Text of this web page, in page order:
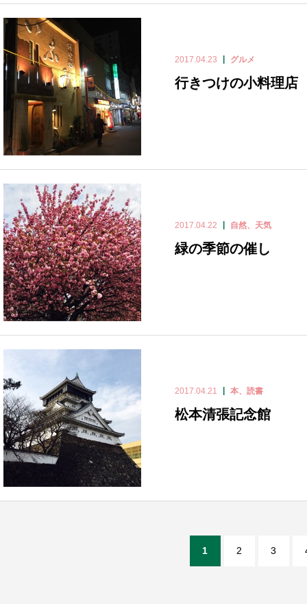
2017.04.23 グルメ
行きつけの小料理店
2017.04.22 自然、天気
緑の季節の催し
2017.04.21 本、読書
松本清張記念館
1 2 3